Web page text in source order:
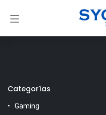
Categorías
Gaming